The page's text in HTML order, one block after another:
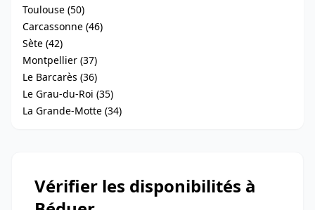
Toulouse (50)
Carcassonne (46)
Sète (42)
Montpellier (37)
Le Barcarès (36)
Le Grau-du-Roi (35)
La Grande-Motte (34)
Vérifier les disponibilités à